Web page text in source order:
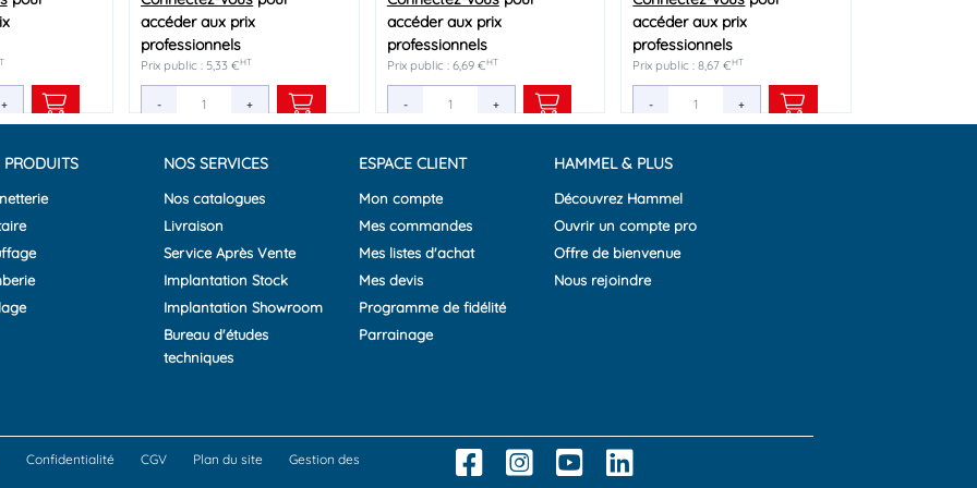
+
accéder aux prix
professionnels
Prix public : 5,33 €HT
- +
accéder aux prix
professionnels
Prix public : 6,69 €HT
- +
accéder aux prix
professionnels
Prix public : 8,67 €HT
- +
+
accéder aux prix
professionnels
Prix public : 8,62 €HT
- +
accéder aux prix
professionnels
Prix public : 11,18 €HT
- +
accéder aux prix
professionnels
Prix public : 6,53 €HT
- +
HT
+
accéder aux prix
professionnels
Prix public : 40,55 €HT
- +
accéder aux prix
professionnels
Prix public : 12,67 €HT
- +
accéder aux prix
professionnels
Prix public : 9,98 €HT
- +
PRODUITS NOS SERVICES
Nos catalogues
Livraison
Service Après Vente
Implantation Stock
Implantation Showroom
Bureau d'études
techniques
ESPACE CLIENT
Mon compte
Mes commandes
Mes listes d'achat
Mes devis
Programme de fidélité
Parrainage
HAMMEL & PLUS
Découvrez Hammel
Ouvrir un compte pro
Offre de bienvenue
Nous rejoindre
Confidentialité CGV Plan du site
Gestion des